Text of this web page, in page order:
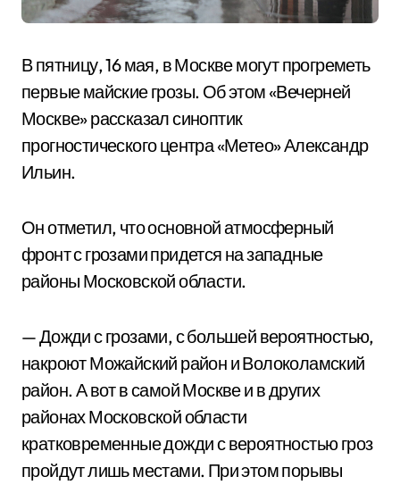
В пятницу, 16 мая, в Москве могут прогреметь
первые майские грозы. Об этом «Вечерней
Москве» рассказал синоптик
прогностического центра «Метео» Александр
Ильин.
Он отметил, что основной атмосферный
фронт с грозами придется на западные
районы Московской области.
— Дожди с грозами, с большей вероятностью,
накроют Можайский район и Волоколамский
район. А вот в самой Москве и в других
районах Московской области
кратковременные дожди с вероятностью гроз
пройдут лишь местами. При этом порывы